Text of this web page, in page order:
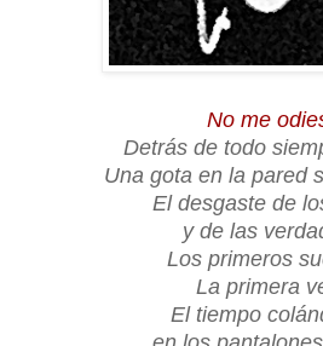
No me
Detrás de todo
Una gota en la pared
El desgaste de
y de las
Los primeros
La primera
El tiempo